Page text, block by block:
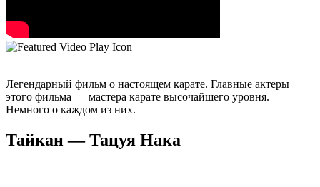
Легендарный фильм о настоящем карате. Главные актеры
этого фильма — мастера карате высочайшего уровня.
Немного о каждом из них.
Тайкан — Тацуя Нака